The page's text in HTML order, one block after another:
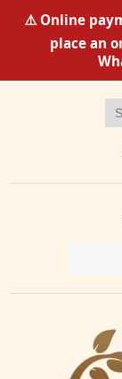
⚠️ Online
place an